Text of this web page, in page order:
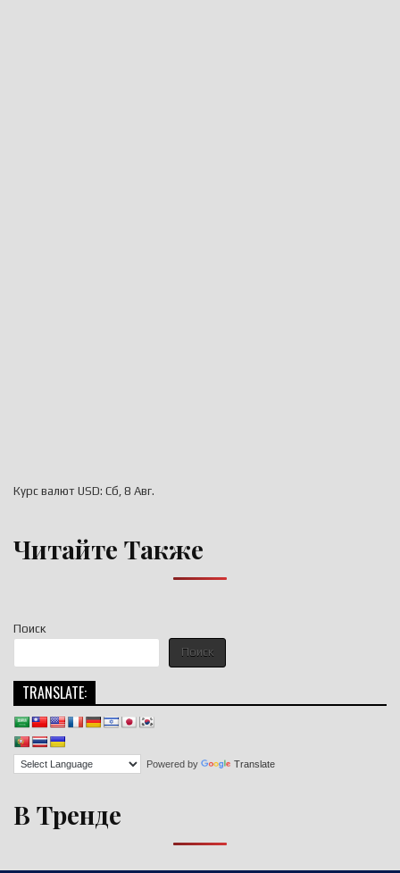
Поиск
Поиск
TRANSLATE:
Powered by Translate
В Тренде
Курс валют USD: Сб, 8 Авг.
Читайте Также